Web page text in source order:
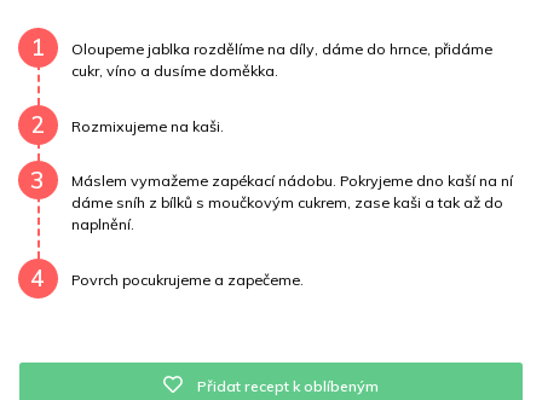
Cholesterol 0 mg Draslík2053.8 mg
Vitamín C73.6 mg Vitamín E2.9 mg Vápník0 mg
1
Oloupeme jablka rozdělíme na díly, dáme do hrnce, přidáme
cukr, víno a dusíme doměkka.
2 Rozmixujeme na kaši.
3
Máslem vymažeme zapékací nádobu. Pokryjeme dno kaší na ní
dáme sníh z bílků s moučkovým cukrem, zase kaši a tak až do
naplnění.
4 Povrch pocukrujeme a zapečeme.
Přidat recept k oblíbeným